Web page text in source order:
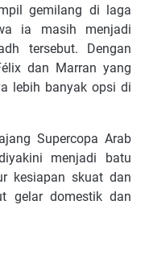
gemilang di laga
ia masih menjadi
tersebut. Dengan
dan Marran yang
lebih banyak opsi di
Supercopa Arab
menjadi batu
kesiapan skuat dan
gelar domestik dan